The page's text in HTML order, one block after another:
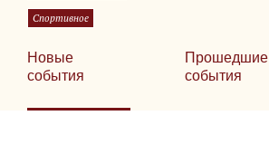
Спортивное
Новые
события
Прошедшие
события